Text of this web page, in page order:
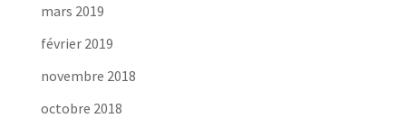
mars 2019
février 2019
novembre 2018
octobre 2018